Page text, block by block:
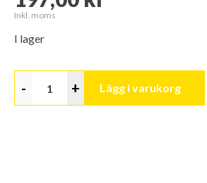
Inkl. moms
I lager
- + Lägg i varukorg